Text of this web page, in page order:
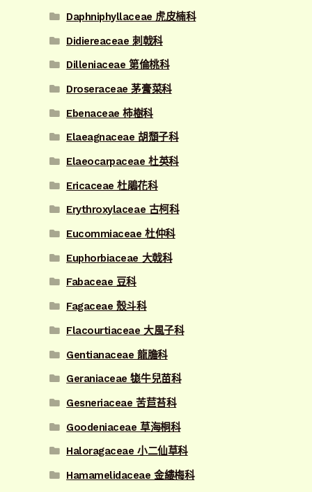
Daphniphyllaceae 虎皮楠科
Didiereaceae 刺戟科
Dilleniaceae 第倫桃科
Droseraceae 茅膏菜科
Ebenaceae 柿樹科
Elaeagnaceae 胡頹子科
Elaeocarpaceae 杜英科
Ericaceae 杜鵑花科
Erythroxylaceae 古柯科
Eucommiaceae 杜仲科
Euphorbiaceae 大戟科
Fabaceae 豆科
Fagaceae 殼斗科
Flacourtiaceae 大風子科
Gentianaceae 龍膽科
Geraniaceae 牻牛兒苗科
Gesneriaceae 苦苣苔科
Goodeniaceae 草海桐科
Haloragaceae 小二仙草科
Hamamelidaceae 金縷梅科